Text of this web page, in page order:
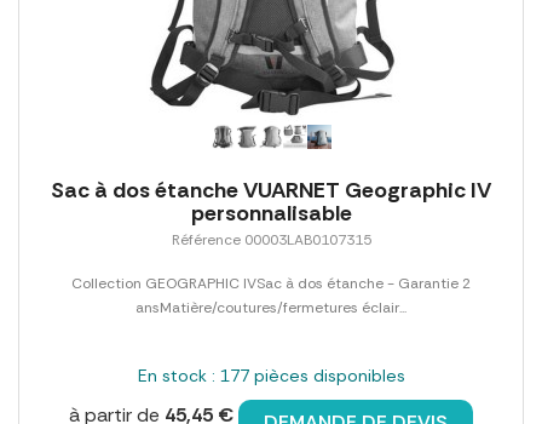
Sac à dos étanche VUARNET Geographic IV
personnalisable
Référence 00003LAB0107315
Collection GEOGRAPHIC IVSac à dos étanche - Garantie 2
ansMatière/coutures/fermetures éclair...
En stock : 177 pièces disponibles
à partir de 45,45 €